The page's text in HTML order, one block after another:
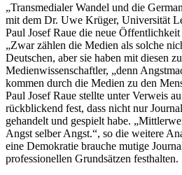
„Transmedialer Wandel und die
mit dem Dr. Uwe Krüger, Universität
Paul Josef Raue die neue
„Zwar zählen die Medien als solche
Deutschen, aber sie haben mit diesen
Medienwissenschaftler, „denn
kommen durch die Medien zu den
Paul Josef Raue stellte unter Verweis
rückblickend fest, dass nicht nur
gehandelt und gespielt habe.
Angst selber Angst.“, so die weitere
eine Demokratie brauche mutige
professionellen Grundsätzen festhalten.